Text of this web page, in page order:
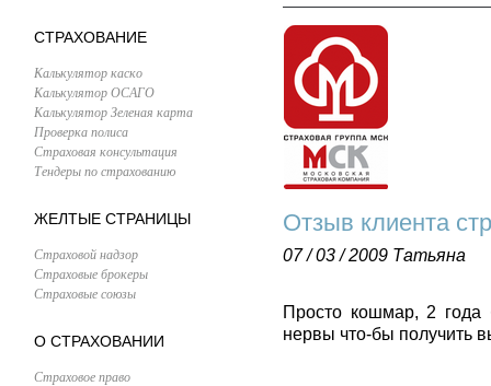
СТРАХОВАНИЕ
Калькулятор каско
Калькулятор ОСАГО
Калькулятор Зеленая карта
Проверка полиса
Страховая консультация
Тендеры по страхованию
ЖЕЛТЫЕ СТРАНИЦЫ
Страховой надзор
Страховые брокеры
Страховые союзы
О СТРАХОВАНИИ
Страховое право
Отзыв клиента
07 / 03 / 2009 Татьяна
Просто кошмар, 2 года
нервы что-бы получить